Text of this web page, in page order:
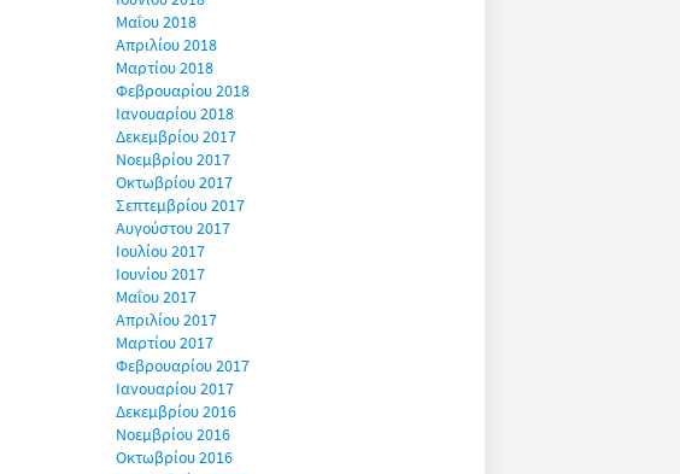
Μαΐου 2018
Απριλίου 2018
Μαρτίου 2018
Φεβρουαρίου 2018
Ιανουαρίου 2018
Δεκεμβρίου 2017
Νοεμβρίου 2017
Οκτωβρίου 2017
Σεπτεμβρίου 2017
Αυγούστου 2017
Ιουλίου 2017
Ιουνίου 2017
Μαΐου 2017
Απριλίου 2017
Μαρτίου 2017
Φεβρουαρίου 2017
Ιανουαρίου 2017
Δεκεμβρίου 2016
Νοεμβρίου 2016
Οκτωβρίου 2016